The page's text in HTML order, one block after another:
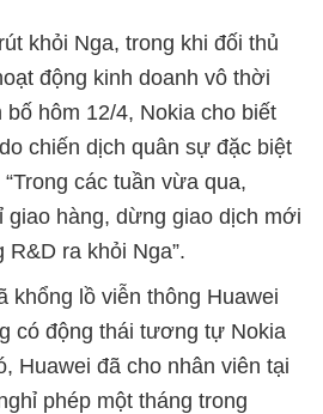
khỏi Nga, trong khi đối thủ
động kinh doanh vô thời
bố hôm 12/4, Nokia cho biết
chiến dịch quân sự đặc biệt
các tuần vừa qua,
giao hàng, dừng giao dịch mới
ra khỏi Nga”.
khổng lồ viễn thông Huawei
có động thái tương tự Nokia
Huawei đã cho nhân viên tại
phép một tháng trong